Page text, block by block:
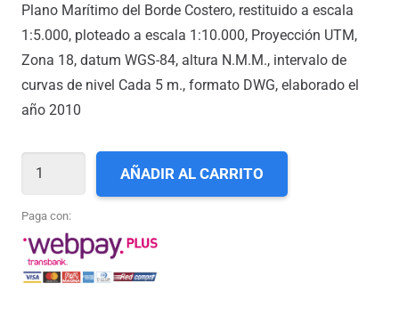
Plano Marítimo del Borde Costero, restituido a escala
1:5.000, ploteado a escala 1:10.000, Proyección UTM,
Zona 18, datum WGS-84, altura N.M.M., intervalo de
curvas de nivel Cada 5 m., formato DWG, elaborado el
año 2010
XIV-
SAN
JUAN
cantidad
AÑADIR AL CARRITO
Paga con: